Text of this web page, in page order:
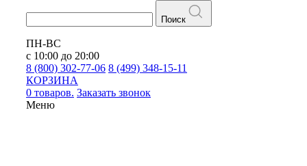
Поиск
ПН-ВС
с 10:00 до 20:00
8 (800) 302-77-06 8 (499) 348-15-11
КОРЗИНА
0 товаров. Заказать звонок
Меню